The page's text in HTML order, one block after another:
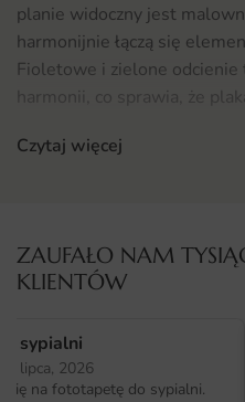
planie widoczny jest
harmonijnie łączą się
Fioletowe i zielone
harmonii, co sprawia, że
hiszpańskim klimatem
Plakat Hiszpański Flisz
przestrzeniach, zarówno w
pasuje do salonów, sypialni
przytulności i elegancji.
plakat z łatwością
Czytaj więcej
ZAUFAŁO NAM
KLIENTÓW
sypialni
lipca, 2026
się na fototapetę do sypialni.